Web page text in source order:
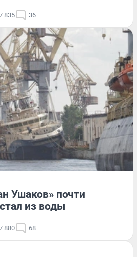
7 835 36
Ушаков» почти
из воды
7 880 68